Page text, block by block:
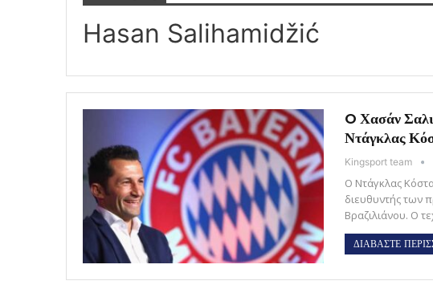
Hasan Salihamidžić
O Χασάν
Ντάγκλας
Kingsport team
Ο Ντάγκλας
διευθυντής των
Βραζιλιάνου. Ο
ΔΙΑΒΑΣΤΕ